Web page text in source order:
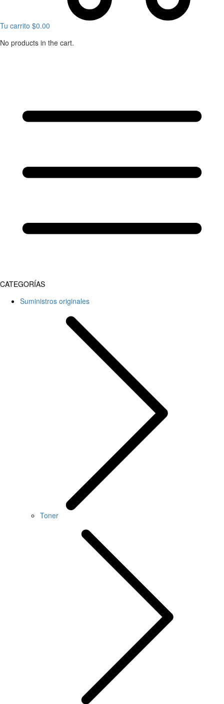
Tu carrito $0.00
No products in the cart.
CATEGORÍAS
Suministros originales
Toner